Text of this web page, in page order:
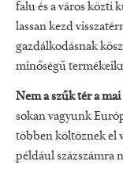
falu és a város közti
lassan kezd
gazdálkodásnak
minőségű
Nem a szűk tér a
sokan vagyunk
többen költöznek el
például százszámra